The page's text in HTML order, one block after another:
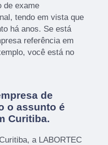
de exame
tendo em vista que
há anos. Se está
referência em
você está no
de
o assunto é
Curitiba.
a LABORTEC